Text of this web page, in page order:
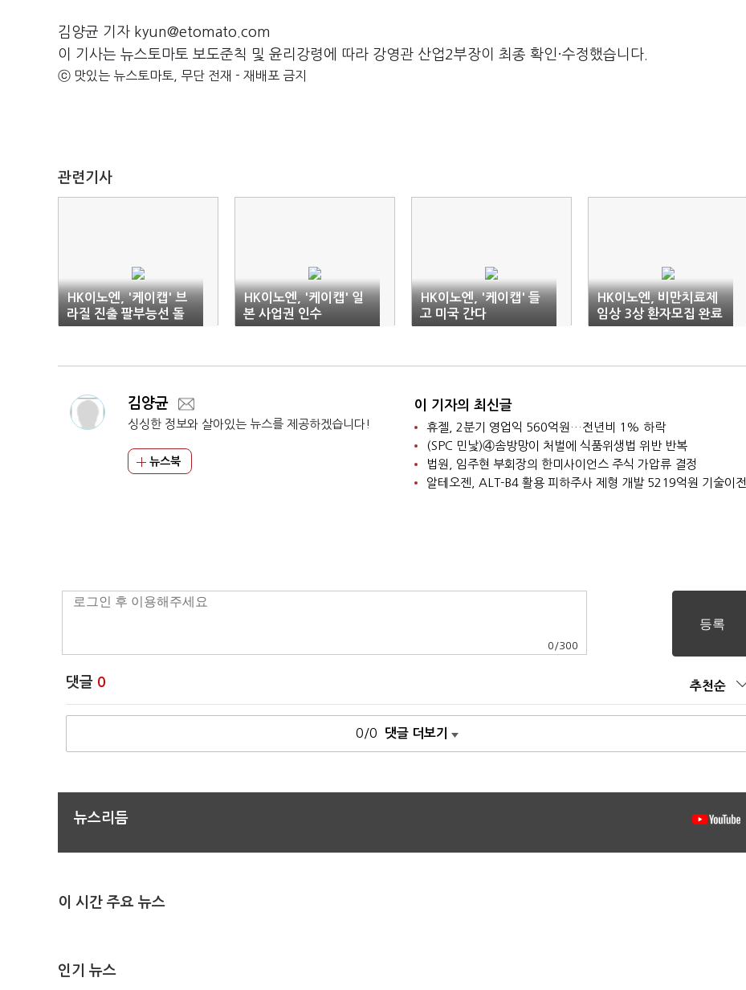
김양균 기자 kyun@etomato.com
이 기사는 뉴스토마토 보도준칙 및 윤리강령에 따라 강영관 산업2부장이 최종 확인·수정했습니다.
ⓒ 맛있는 뉴스토마토, 무단 전재 - 재배포 금지
관련기사
HK이노엔, '케이캡' 브
라질 진출 팔부능선 돌
파
HK이노엔, '케이캡' 일
본 사업권 인수
HK이노엔, '케이캡' 들
고 미국 간다
HK이노엔, 비만치료제
임상 3상 환자모집 완료
김양균
싱싱한 정보와 살아있는 뉴스를 제공하겠습니다!
뉴스북
이 기자의 최신글
휴젤, 2분기 영업익 560억원…전년비 1% 하락
(SPC 민낯)④솜방망이 처벌에 식품위생법 위반 반복
법원, 임주현 부회장의 한미사이언스 주식 가압류 결정
알테오젠, ALT-B4 활용 피하주사 제형 개발 5219억원 기술이전
0 /300
댓글 0 추천순
0/0 댓글 더보기
뉴스리듬
이 시간 주요 뉴스
인기 뉴스